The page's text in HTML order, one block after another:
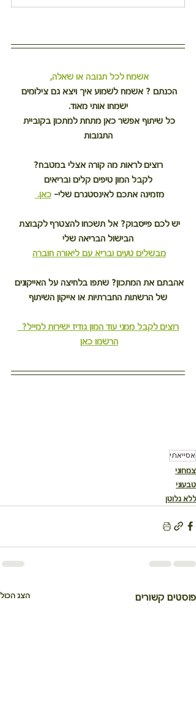
אשמח לכל תגובה או שאלה,
הכנתם ? אשמח לשמוע איך ויצא גם צילומים
ישמחו אותי מאוד.
כל שיתוף אפשר כאן מתחת למתכון בקוביית
התגובות
רוצים לראות מה קורה אצלי במטבח?
לקבל המון טיפים קלים ובריאים
מזמינה אתכם לאינסטגרם שלי– כאן.
יש לכם פייסבוק? אל תשכחו להצטרף לקבוצת
הבישול הבריאה שלי
מבשלים טעים ובריא עם ליאורה חוברה
אהבתם את המתכון? שתפו בלחיצה על האייקונים
של הרשתות החברתיות או אייקון השיתוף
רוצים לקבל ממני עוד המון גודיז ישירות למייל?
הרשמו כאן
אסייאתי
צמחוני
טבעוני
ללא גלוטן
פוסטים קשורים הצג הכול